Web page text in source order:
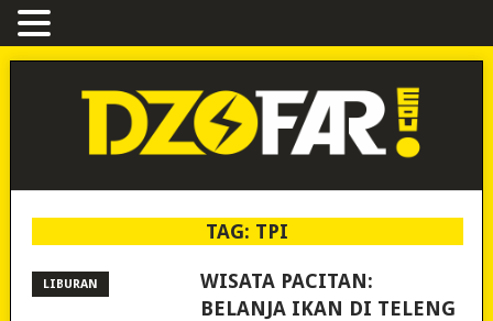
TAG: TPI
LIBURAN
WISATA PACITAN:
BELANJA IKAN DI TELENG